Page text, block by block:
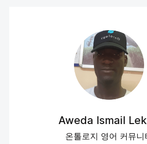
Aweda Ismail
온톨로지 영어 커뮤니